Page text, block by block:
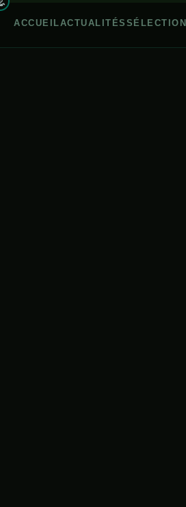
ACCUEILACTUALITÉS SÉLECTION